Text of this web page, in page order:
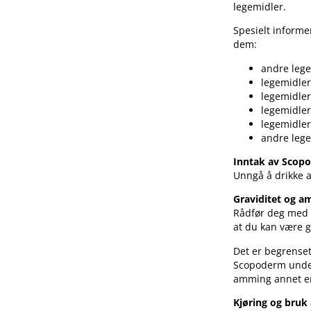
legemidler.
Spesielt
dem:
andre
andre
Inntak av
Unngå å drikke
Graviditet og
Rådfør deg
at du kan være
Det er
Scopoderm
amming annet
Kjøring og